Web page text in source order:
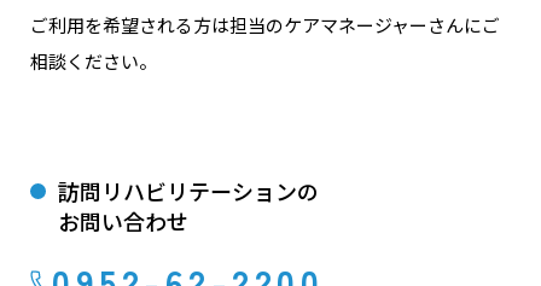
ご利⽤を希望される⽅は担当のケアマネージャーさんにご
相談ください。
訪問リハビリテーションの
お問い合わせ